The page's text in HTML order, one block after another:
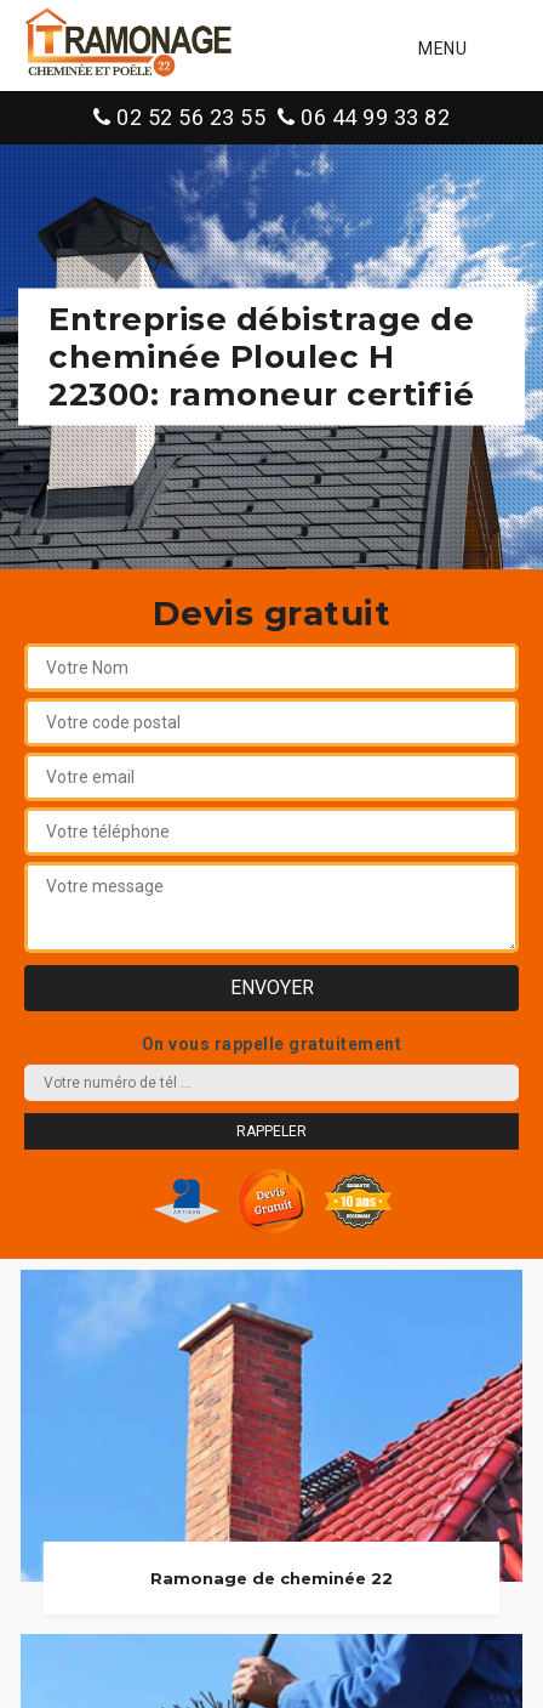
MENU
02 52 56 23 55 06 44 99 33 82
Entreprise débistrage de
cheminée Ploulec H
22300: ramoneur certifié
Devis gratuit
On vous rappelle gratuitement
Ramonage de cheminée 22